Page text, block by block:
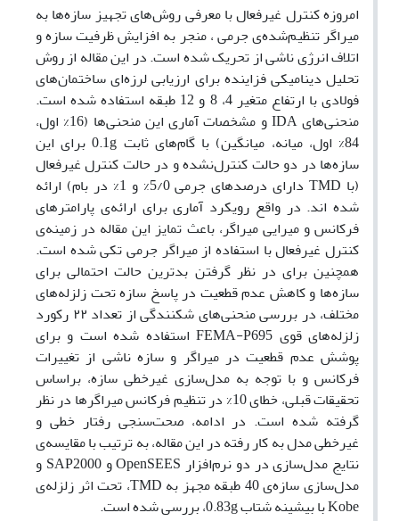
امروزه کنترل غیرفعال با معرفی روش‌های تجهیز سازه‌ها به
میراگر تنظیم‌شده‌ی جرمی ، منجر به افزایش ظرفیت سازه و
اتلاف انرژی ناشی از تحریک شده است. در این مقاله از روش
تحلیل دینامیکی فزاینده برای ارزیابی لرزه‌ای ساختمان‌های
فولادی با ارتفاع متغیر 4، 8 و 12 طبقه استفاده شده است.
منحنی‌هایIDA
و مشخصات آماری این منحنی‌ها (16% اول،
84% اول، میانه، میانگین) با گام‌های ثابت
0.1g برای این
سازه‌ها در دو حالت کنترل‌نشده و در حالت کنترل غیرفعال
(با دارای درصد‌های جرمی 5/0% و 1% در بام ) ارائه
شده اند. در واقع رویکرد آماری برای ارائه‌ی پارامتر‌های
فرکانس و میرایی میراگر، باعث تمایز این مقاله در زمینه‌ی
کنترل غیر‌فعال با استفاده از میراگر جرمی تکی شده است.
همچنین برای در نظر گرفتن بدترین حالت احتمالی برای
سازه‌ها و کاهش عدم قطعیت‌ در پاسخ سازه تحت زلزله‌های
مختلف، در بررسی منحنی‌های شکنندگی از تعداد ۲۲ رکورد
زلزله‌های قوی
استفاده شده است و برای
پوشش عدم قطعیت در میراگر و سازه ناشی از تغییرات
فرکانس و با توجه به مدل‌سازی غیرخطی سازه، براساس
تحقیقات قبلی، خطای 10% در تنظیم فرکانس میراگر‌ها در نظر
گرفته شده است. در ادامه، صحت‌سنجی رفتار خطی و
غیرخطی مدل به کار رفته در این مقاله، به ترتیب با مقایسه‌ی
نتایج مدل‌سازی در دو نرم‌افزار
وSAP2000
و
مدل‌سازی سازه‌ی 40 طبقه مجهز به
، تحت اثر زلزله‌ی
Kobeبا بیشینه شتاب 0.83g ، بررسی شده است.